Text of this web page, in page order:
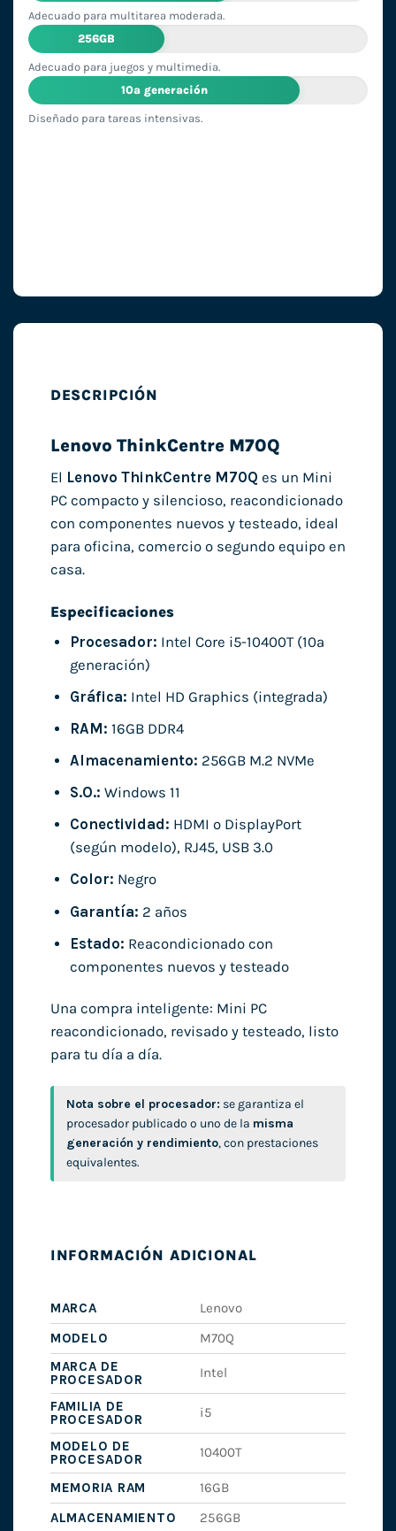
Adecuado para multitarea moderada.
256GB
Adecuado para juegos y multimedia.
10ª generación
Diseñado para tareas intensivas.
DESCRIPCIÓN
Lenovo ThinkCentre M70Q
El Lenovo ThinkCentre M70Q es un Mini
PC compacto y silencioso, reacondicionado
con componentes nuevos y testeado, ideal
para oficina, comercio o segundo equipo en
casa.
Especificaciones
Procesador: Intel Core i5-10400T (10ª
generación)
Gráfica: Intel HD Graphics (integrada)
RAM: 16GB DDR4
Almacenamiento: 256GB M.2 NVMe
S.O.: Windows 11
Conectividad: HDMI o DisplayPort
(según modelo), RJ45, USB 3.0
Color: Negro
Garantía: 2 años
Estado: Reacondicionado con
componentes nuevos y testeado
Una compra inteligente: Mini PC
reacondicionado, revisado y testeado, listo
para tu día a día.
Nota sobre el procesador: se garantiza el
procesador publicado o uno de la misma
generación y rendimiento, con prestaciones
equivalentes.
INFORMACIÓN ADICIONAL
MARCA
Lenovo
MODELO
M70Q
MARCA DE
PROCESADOR
Intel
FAMILIA DE
PROCESADOR
i5
MODELO DE
PROCESADOR
10400T
MEMORIA RAM
16GB
ALMACENAMIENTO
256GB